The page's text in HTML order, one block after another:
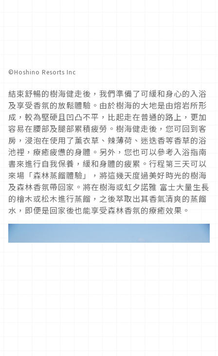
©︎Hoshino Resorts Inc
結束舒暢的樹海健走後，我們準備了可緩和身心的入浴
及享受香氛的放鬆體驗。由於樹海的大地是由熔岩所形
成，較為堅硬且凹凸不平，比起走在普通的路上，更加
容易在腰部及腿部累積疲勞。樹海健走後，您可回到客
房，浸泡在使用了薰衣草、辣薄荷、迷迭香等香草的浴
池裡，療癒疲憊的身體。另外，您也可以參考入浴指南
書來進行自我保養，緩和身體的疲累。行程第三天可以
來場「森林蒸餾體驗」，將這幾天度過美好時光的樹海
及森林香氛帶回家。將在樹海或虹夕諾雅 富士大量生長
的檜木或松木進行蒸餾，之後萃取出其香氣清爽的蒸餾
水，即便是回家後也能享受森林香氛的療癒效果。